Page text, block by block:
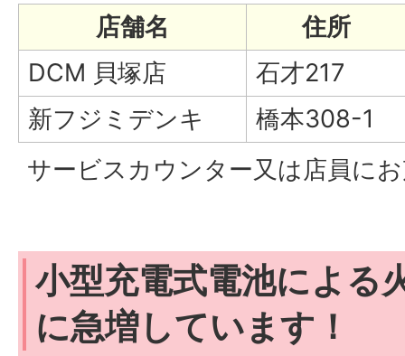
店舗名
住所
DCM 貝塚店
石才217
新フジミデンキ
橋本308-1
サービスカウンター又は店員に
小型充電式電池による
に急増しています！